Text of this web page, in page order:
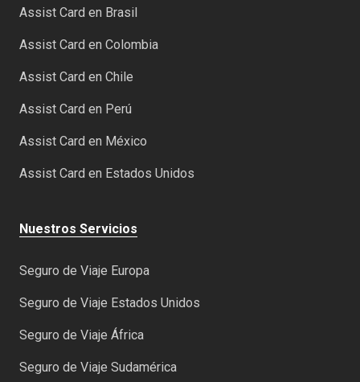
Assist Card en Brasil
Assist Card en Colombia
Assist Card en Chile
Assist Card en Perú
Assist Card en México
Assist Card en Estados Unidos
Nuestros Servicios
Seguro de Viaje Europa
Seguro de Viaje Estados Unidos
Seguro de Viaje África
Seguro de Viaje Sudamérica